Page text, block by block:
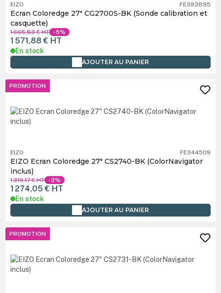
EIZO FE393895
Ecran Coloredge 27" CG2700S-BK (Sonde calibration et
casquette)
1 665,83 €HT -5%
1 571,88 € HT
En stock
AJOUTER AU PANIER
PROMOTION
EIZO FE344509
EIZO Ecran Coloredge 27" CS2740-BK (ColorNavigator
inclus)
1 319,17 €HT -3%
1 274,05 € HT
En stock
AJOUTER AU PANIER
PROMOTION